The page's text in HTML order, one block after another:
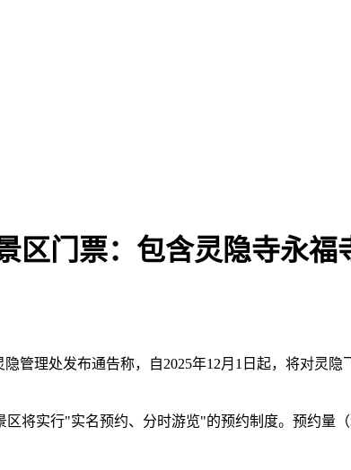
区门票：包含灵隐寺永福
管理处发布通告称，自2025年12月1日起，将对灵
将实行"实名预约、分时游览"的预约制度。预约量